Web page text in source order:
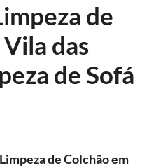
de
das
de Sofá
Limpeza de Colchão em